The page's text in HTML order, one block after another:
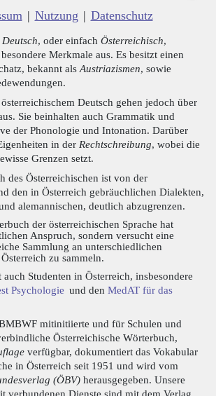
| Nutzung | Datenschutz
, oder einfach Österreichisch,
Merkmale aus. Es besitzt einen
bekannt als Austriazismen, sowie
Deutsch gehen jedoch über
Sie beinhalten auch Grammatik und
der Phonologie und Intonation. Darüber
in der Rechtschreibung, wobei die
Grenzen setzt.
des Österreichischen ist von der
den in Österreich gebräuchlichen Dialekten,
alemannischen, deutlich abzugrenzen.
der österreichischen Sprache hat
Anspruch, sondern versucht eine
Sammlung an unterschiedlichen
zu sammeln.
Studenten in Österreich, insbesondere
Psychologie und den MedAT für das
mitinitiierte und für Schulen und
Österreichische Wörterbuch,
verfügbar, dokumentiert das Vokabular
in Österreich seit 1951 und wird vom
(ÖBV) herausgegeben. Unsere
verbundenen Dienste sind mit dem Verlag